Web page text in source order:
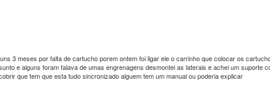
3 meses por falta de cartucho porem ontem foi ligar ele o carrinho que colocar os
e alguns foram falava de umas engrenagens desmontei as laterais e achei um suporte
que tem que esta tudo sincronizado alguem tem um manual ou poderia explicar